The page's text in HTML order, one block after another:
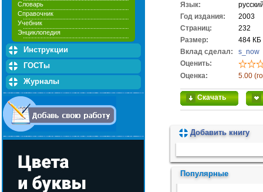
Словарь
Справочник
Учебник
Энциклопедия
Инструкции
ГОСТы
Журналы
Язык:
Год издания:
2003
Cтраниц:
232
Размер:
484 КБ
Вклад сделал:
s_now
Оценить:
Оценка:
5.00
Скачать
Добавить книгу
Популярные